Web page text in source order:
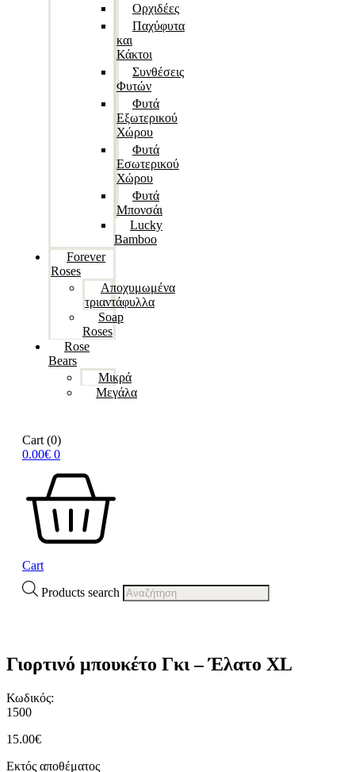
Ορχιδέες
Παχύφυτα
και
Κάκτοι
Συνθέσεις
Φυτών
Φυτά
Εξωτερικού
Χώρου
Φυτά
Εσωτερικού
Χώρου
Φυτά
Μπονσάι
Lucky
Bamboo
Forever
Roses
Αποχυμωμένα
τριαντάφυλλα
Soap
Roses
Rose
Βears
Μικρά
Μεγάλα
Cart (0)
0.00€ 0
Cart
Products search
Γιορτινό μπουκέτο Γκι – Έλατο XL
Κωδικός:
1500
15.00€
Εκτός αποθέματος